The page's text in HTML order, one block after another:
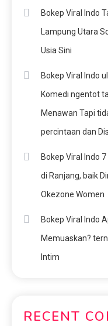
Bokep Viral Indo
Lampung Utara
Usia Sini
Bokep Viral Indo
Komedi ngentot
Menawan Tapi
percintaan dan
Bokep Viral Indo
di Ranjang, baik
Okezone Women
Bokep Viral Indo
Memuaskan?
Intim
RECENT